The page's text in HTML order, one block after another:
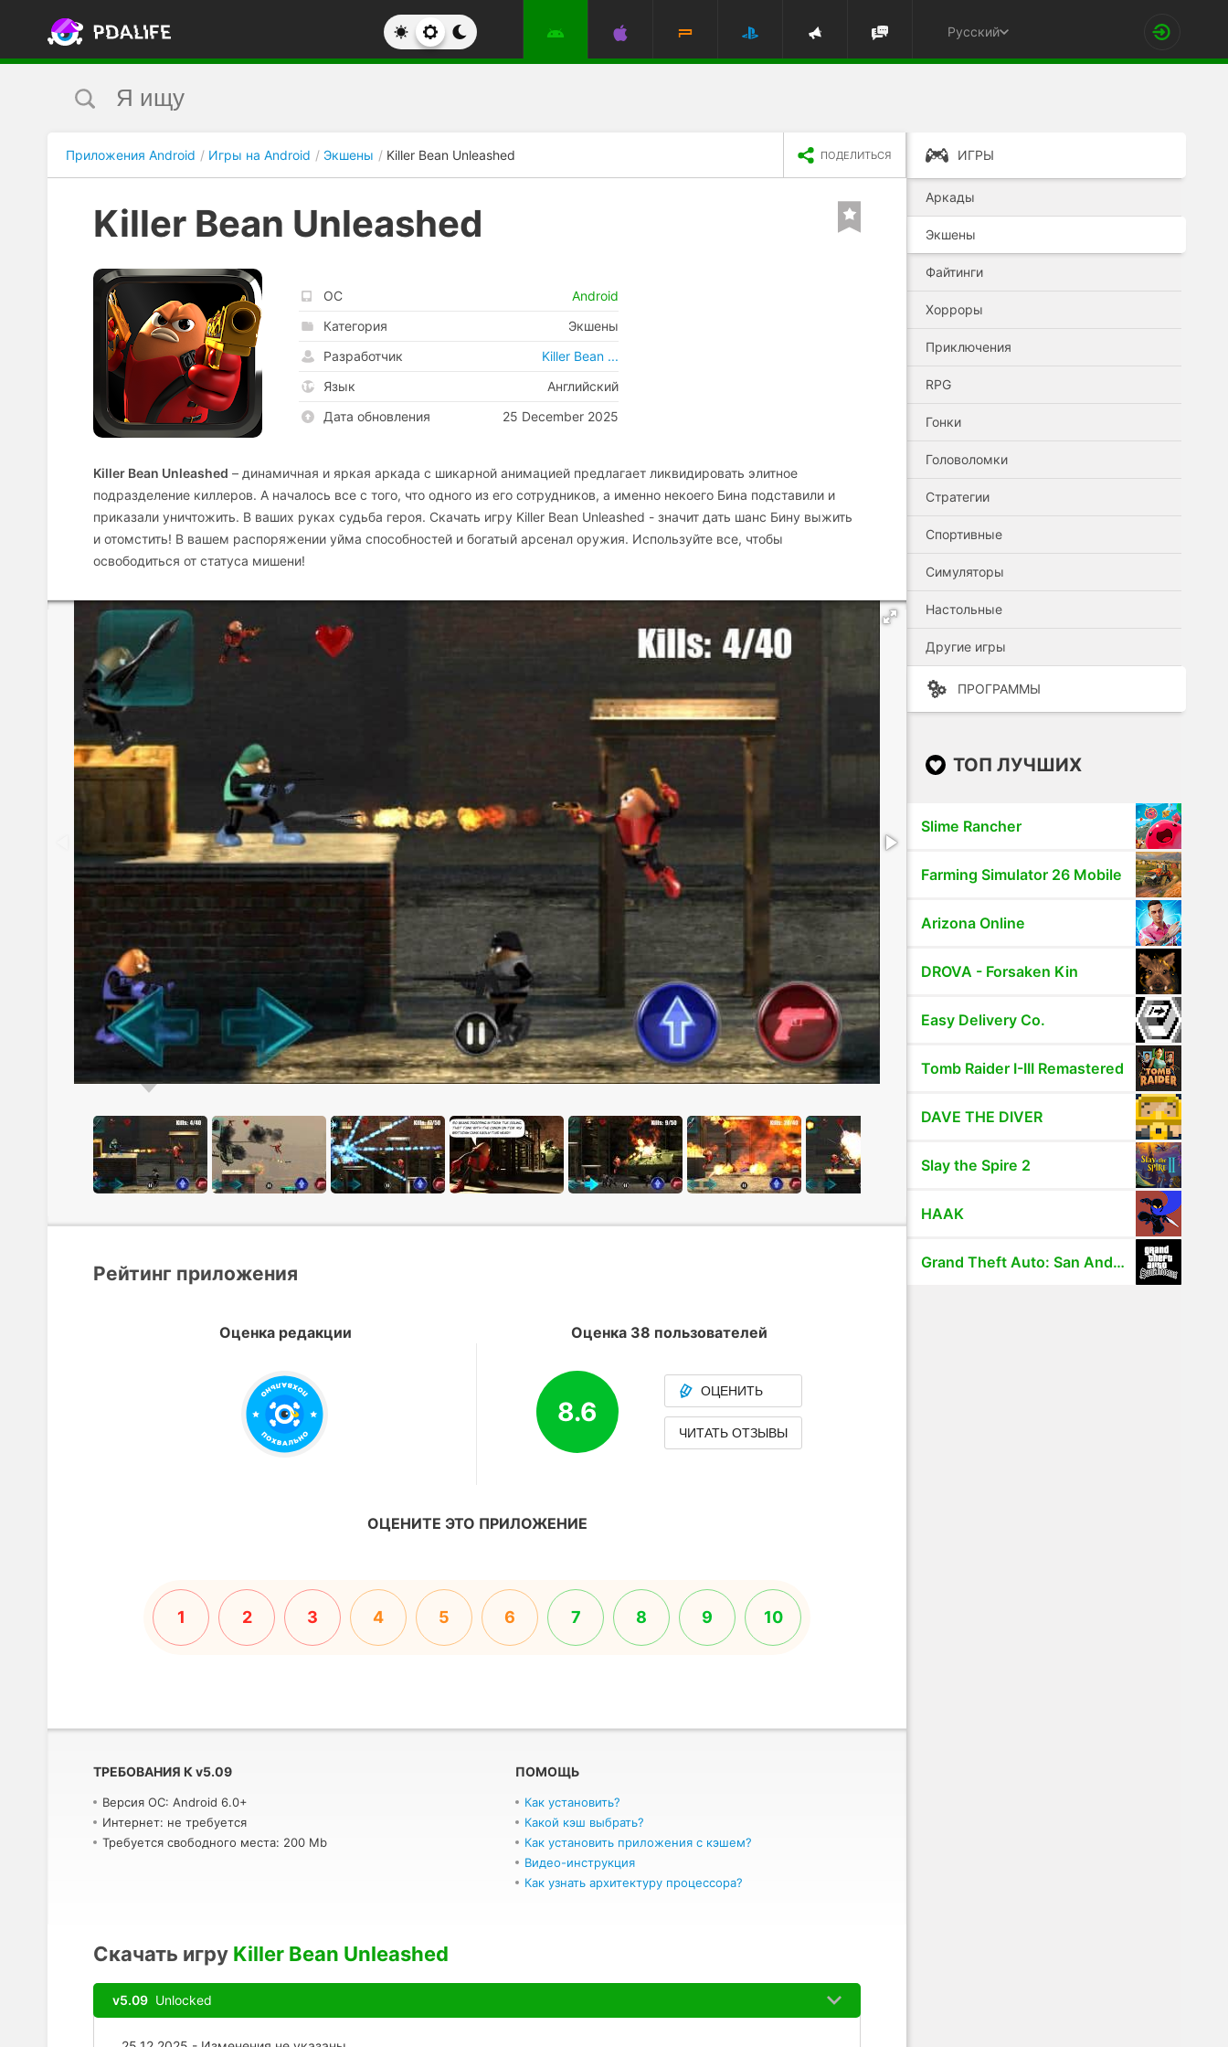
Русский
Приложения Android Игры на Android Экшены Killer Bean Unleashed ПОДЕЛИТЬСЯ
Killer Bean Unleashed
ОС
Android
Категория
Экшены
Разработчик
Killer Bean ...
Язык
Английский
Дата обновления
25 December 2025
Killer Bean Unleashed – динамичная и яркая аркада с шикарной анимацией предлагает ликвидировать элитное
подразделение киллеров. А началось все с того, что одного из его сотрудников, а именно некоего Бина подставили и
приказали уничтожить. В ваших руках судьба героя. Скачать игру Killer Bean Unleashed - значит дать шанс Бину выжить
и отомстить! В вашем распоряжении уйма способностей и богатый арсенал оружия. Используйте все, чтобы
освободиться от статуса мишени!
Рейтинг приложения
Оценка редакции Оценка 38 пользователей
8.6
ОЦЕНИТЬ
ЧИТАТЬ ОТЗЫВЫ
ОЦЕНИТЕ ЭТО ПРИЛОЖЕНИЕ
1 2 3 4 5 6 7 8 9 10
ТРЕБОВАНИЯ К v5.09
Версия ОС: Android 6.0+
Интернет: не требуется
Требуется свободного места: 200 Mb
ПОМОЩЬ
Как установить?
Какой кэш выбрать?
Как установить приложения с кэшем?
Видео-инструкция
Как узнать архитектуру процессора?
Скачать игру Killer Bean Unleashed
v5.09 Unlocked
ИГРЫ
Аркады
Экшены
Файтинги
Хорроры
Приключения
RPG
Гонки
Головоломки
Стратегии
Спортивные
Симуляторы
Настольные
Другие игры
ПРОГРАММЫ
ТОП ЛУЧШИХ
Slime Rancher
Farming Simulator 26 Mobile
Arizona Online
DROVA - Forsaken Kin
Easy Delivery Co.
Tomb Raider I-III Remastered
DAVE THE DIVER
Slay the Spire 2
HAAK
Grand Theft Auto: San Andreas